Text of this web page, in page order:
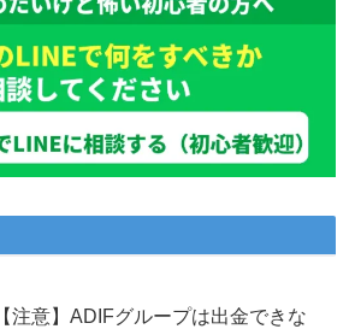
【注意】ADIFグループは出金できな